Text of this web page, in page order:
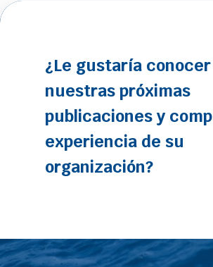
¿Le gustaría conocer
nuestras próximas
publicaciones y
experiencia de su
organización?